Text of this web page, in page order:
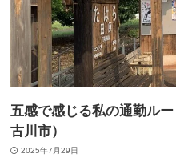
五感で感じる私の通勤ル
古川市）
2025年7月29日